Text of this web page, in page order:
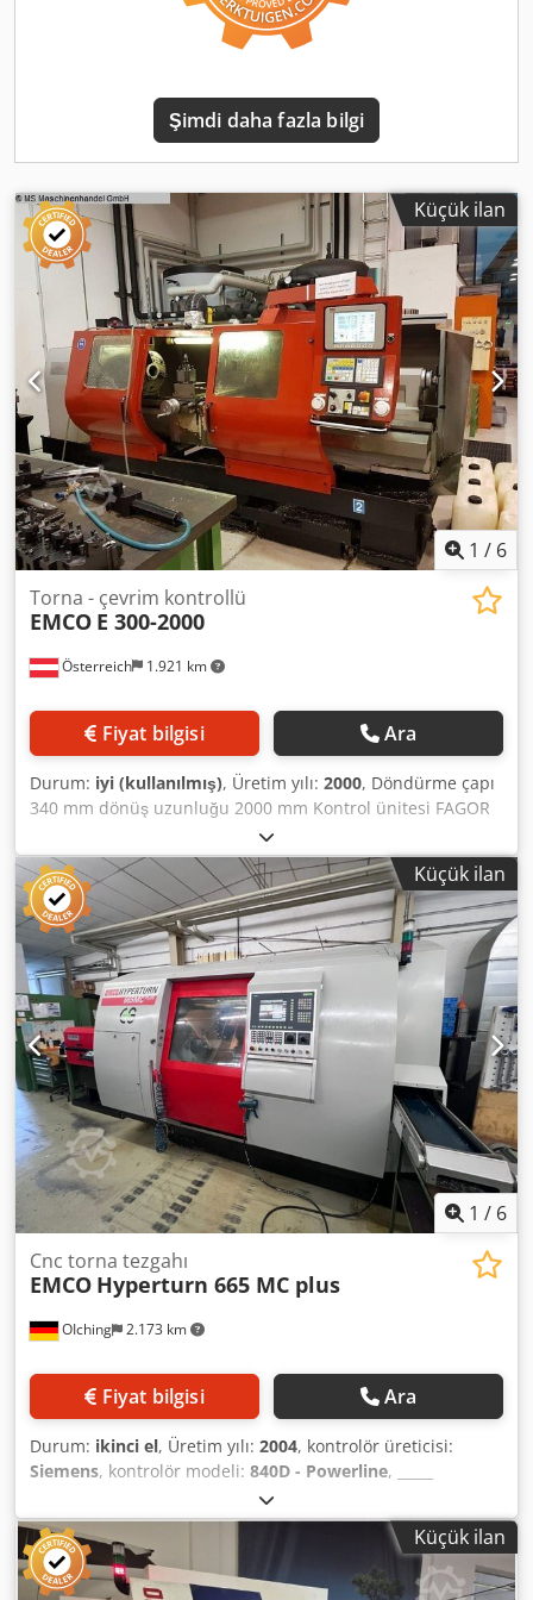
(+/- 50) mm - Main spindle speed: 0 - 5,000 rpm - Sub
spindle speed: 0 - 7,000 rpm - Tool turrets: 2 x 12
X, Z, Y axes Lower turret: X, Z axes Sub-spindle left/right
movement: Z3 axis Dodpfxexzq Nco Ahyeck C11 spindle:
Tool turret type: Sauter 2 x 14-bar high-pressure coolant
pumps Accessories: - Complete tool cabinet with tool
holders (driven and static), carbide inserts and tool
holders - Collet chucks for main and sub-spindle -
Complete documentation - And more Machine is available
immediately! Machine is ready for operation! Loading by
us! Transport can be organized upon request!
Şimdi daha fazla bilgi
Küçük ilan
1 / 6
Österreich 1.921 km
Torna - çevrim kontrollü
EMCO E 300-2000
Fiyat bilgisi Ara
Durum: iyi (kullanılmış), Üretim yılı: 2000, Döndürme çapı
340 mm dönüş uzunluğu 2000 mm Kontrol ünitesi FAGOR
8055 Salıncak çapı 550 mm İş mili deliği 108 mm İş mili hızı
- kademesiz değişken 2500 rpm Tahrik gücü 16,5 kW Quill
stroku 220 mm Quill çapı 100 mm Toplam güç gereksinimi
19 kW Dcodpfxjvwgpbe Ahyjk Makine ağırlığı yaklaşık 4300
kg Alan gereksinimi yaklaşık 4300 x 1600 x 1800 m Bu
EMCO E 300x2000 devir torna tezgahı tüm aksesuarları ile
birlikte teslim edilir. aksesuarlar. Açıklama - Soğutma sıvısı
cihazı - 1 adet Luenette açık 20-145mm - 1 adet kapalı
kılavuz 15-185mm - 1 adet yüz plakası - 1 adet üç çeneli
ayna - 1 adet kama çubuğu aynası D=400mm - Parat 4 katlı
alet tutucu - Çeşitli alet tutucular
Küçük ilan
1 / 6
OIching 2.173 km
Cnc torna tezgahı
EMCO Hyperturn 665 MC plus
Fiyat bilgisi Ara
Durum: ikinci el, Üretim yılı: 2004, kontrolör üreticisi:
Siemens, kontrolör modeli: 840D - Powerline, _____
Açıklama: Ana mil: Teknoloji: Motorlu mil Devir hızı: 5.000
dev/dak Güç (maks.): 29 kW Tork (maks.): 250 Nm Çubuk
çapı: 65 mm İş parçası kelepçelemesi I: Pens tutucu, SMW
Autoblok Spannax No. 65 İş parçası kelepçelemesi II: 3
Küçük ilan